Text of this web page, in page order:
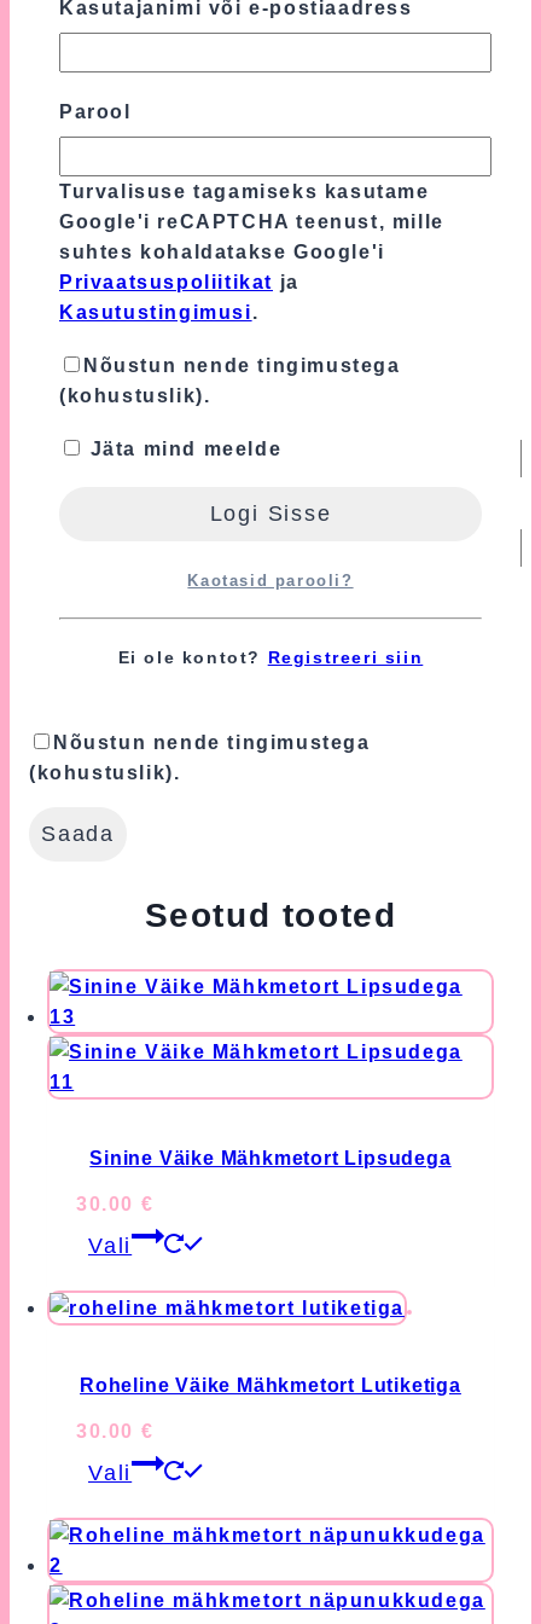
Sinu hinnang*
kohaldatakse Google'iPrivaatsuspoliitikat
Nõustun nende tingimustega
(kohustuslik).
Seotud tooted
Sinine Väike Mähkmetort Lipsudega
30.00 €
Vali
has
multiple
The
on
product
Roheline Väike Mähkmetort Lutiketiga
30.00 €
Vali
has
multiple
variants.
The
Kasutajanimi või e-postiaadress
Parool
Turvalisuse tagamiseks kasutame
Google'i reCAPTCHA teenust, mille
suhtes kohaldatakse Google'i
Privaatsuspoliitikat ja
Kasutustingimusi.
Nõustun nende tingimustega
(kohustuslik).
Jäta mind meelde
Kaotasid parooli?
Ei ole kontot? Registreeri siin